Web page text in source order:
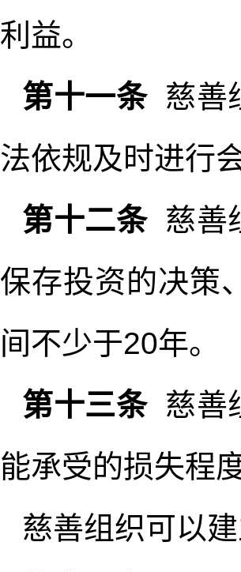
利益。
第十一条慈善
法依规及时进行
第十二条慈善
保存投资的决策
间不少于20年。
第十三条慈善
能承受的损失程
慈善组织可以